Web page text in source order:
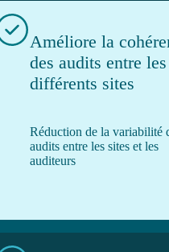
Améliore la
des audits entre les
différents sites
Réduction de la variabilité
audits entre les sites et les
auditeurs